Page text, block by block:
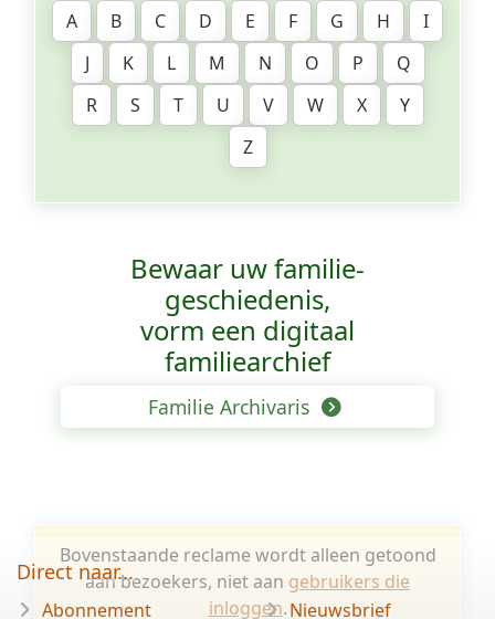
A
B C D E F G H
I
J
K L M N O P
Q
R
S T U V W X
Y
Z
Bewaar uw familie­
geschiedenis,
vorm een digitaal
familiearchief
Familie Archivaris
Bovenstaande reclame wordt alleen getoond
aan bezoekers, niet aan gebruikers die
inloggen.
Direct naar...
Abonnement Nieuwsbrief